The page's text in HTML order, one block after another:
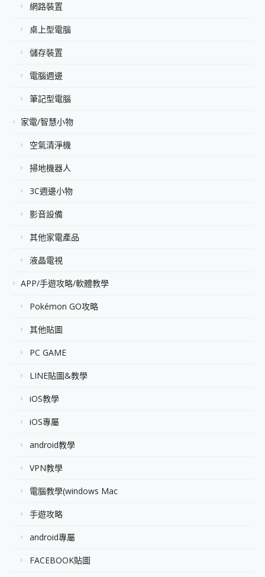
網路裝置
桌上型電腦
儲存裝置
電腦週邊
筆記型電腦
家電/智慧小物
空氣清淨機
掃地機器人
3C週邊小物
影音設備
其他家電產品
液晶電視
APP/手遊攻略/軟體教學
Pokémon GO攻略
其他貼圖
PC GAME
LINE貼圖&教學
iOS教學
iOS專屬
android教學
VPN教學
電腦教學(windows Mac
手遊攻略
android專屬
FACEBOOK貼圖